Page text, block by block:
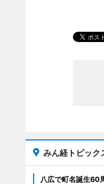
みん経トピック
八広で町名誕生